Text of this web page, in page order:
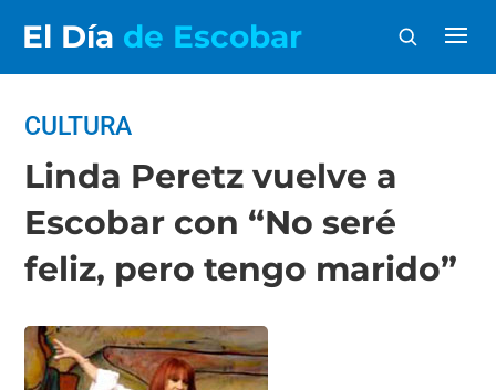
El Día de Escobar
CULTURA
Linda Peretz vuelve a
Escobar con “No seré
feliz, pero tengo marido”